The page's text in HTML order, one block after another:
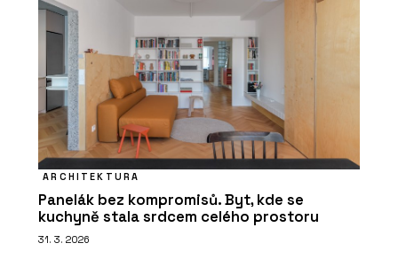
ARCHITEKTURA
Panelák bez kompromisů. Byt, kde se
kuchyně stala srdcem celého prostoru
31. 3. 2026